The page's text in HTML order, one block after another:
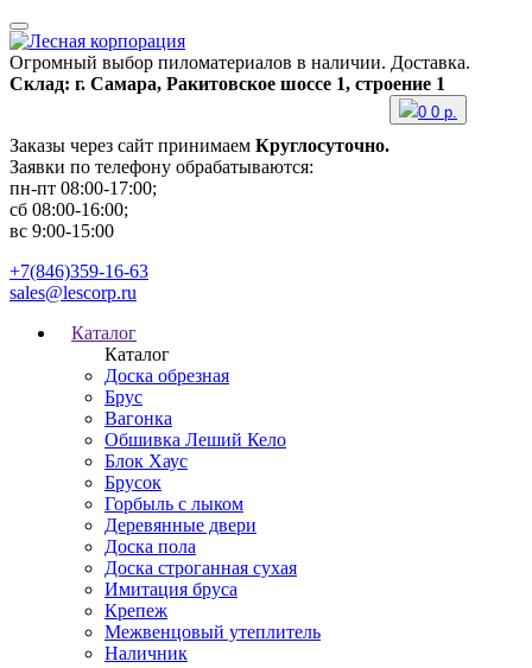
Огромный выбор пиломатериалов в наличии. Доставка.
Склад: г. Самара, Ракитовское шоссе 1, строение 1
Заказы через сайт принимаем Круглосуточно.
Заявки по телефону обрабатываются:
пн-пт 08:00-17:00;
сб 08:00-16:00;
вс 9:00-15:00
0 0 р.
+7(846)359-16-63
sales@lescorp.ru
Каталог
Каталог
Доска обрезная
Брус
Вагонка
Обшивка Леший Кело
Блок Хаус
Брусок
Горбыль с лыком
Деревянные двери
Доска пола
Доска строганная сухая
Имитация бруса
Крепеж
Межвенцовый утеплитель
Наличник